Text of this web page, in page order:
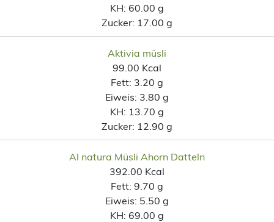
KH: 60.00 g
Zucker: 17.00 g
Aktivia müsli
99.00 Kcal
Fett: 3.20 g
Eiweis: 3.80 g
KH: 13.70 g
Zucker: 12.90 g
Al natura Müsli Ahorn Datteln
392.00 Kcal
Fett: 9.70 g
Eiweis: 5.50 g
KH: 69.00 g